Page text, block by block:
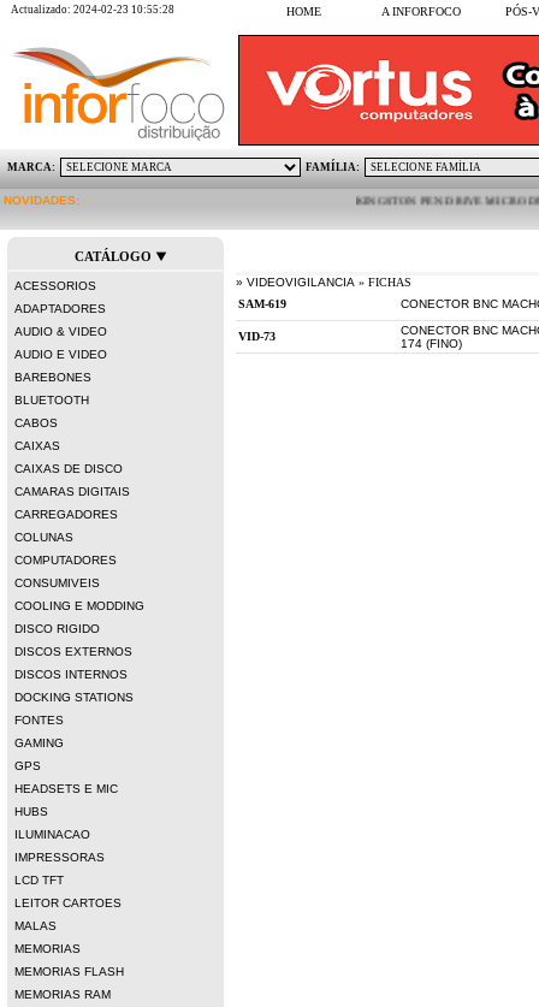
Actualizado: 2024-02-23 10:55:28 HOME A INFORFOCO PÓS-
MARCA: FAMÍLIA:
NOVIDADES: KINGSTON PEN DRIVE MICRO DUO
CATÁLOGO
ACESSORIOS
ADAPTADORES
AUDIO & VIDEO
AUDIO E VIDEO
BAREBONES
BLUETOOTH
CABOS
CAIXAS
CAIXAS DE DISCO
CAMARAS DIGITAIS
CARREGADORES
COLUNAS
COMPUTADORES
CONSUMIVEIS
COOLING E MODDING
DISCO RIGIDO
DISCOS EXTERNOS
DISCOS INTERNOS
DOCKING STATIONS
FONTES
GAMING
GPS
HEADSETS E MIC
HUBS
ILUMINACAO
IMPRESSORAS
LCD TFT
LEITOR CARTOES
MALAS
MEMORIAS
MEMORIAS FLASH
MEMORIAS RAM
» VIDEOVIGILANCIA » FICHAS
CONECTOR BNC
CONECTOR BNC
174 (FINO)